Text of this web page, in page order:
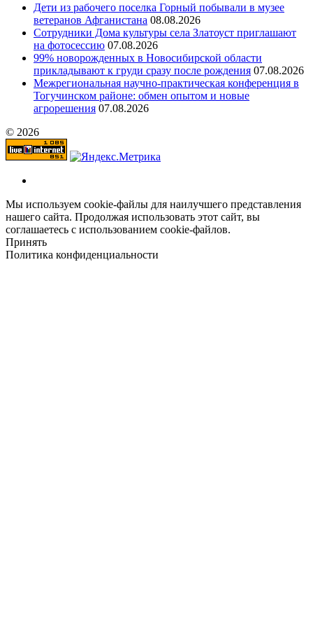
Дети из рабочего поселка Горный побывали в музее
ветеранов Афганистана 08.08.2026
Сотрудники Дома культуры села Златоуст приглашают
на фотосессию 07.08.2026
99% новорожденных в Новосибирской области
прикладывают к груди сразу после рождения 07.08.2026
Межрегиональная научно‑практическая конференция в
Тогучинском районе: обмен опытом и новые
агрорешения 07.08.2026
© 2026
Мы используем cookie-файлы для наилучшего представления
нашего сайта. Продолжая использовать этот сайт, вы
соглашаетесь с использованием cookie-файлов.
Принять
Политика конфиденциальности